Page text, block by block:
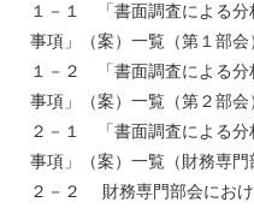
１－１ 「書面調査による分
事項」（案）一覧（第１部会
１－２ 「書面調査による分
事項」（案）一覧（第２部会
２－１ 「書面調査による分
事項」（案）一覧（財務専門
２－２ 財務専門部会におけ